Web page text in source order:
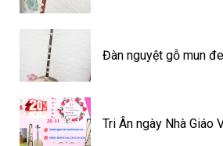
Đàn nguyệt gỗ mun
Tri Ân ngày Nhà Giáo